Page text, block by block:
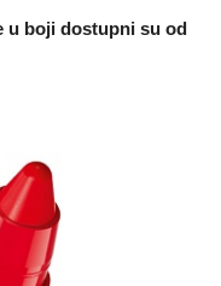
u boji dostupni su od